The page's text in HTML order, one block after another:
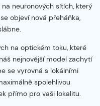
neuronových sítích, který
objeví nová přeháňka,
na optickém toku, které
nejnovější model zachytí
se vyrovná s lokálními
spolehlivou
přímo pro vaši lokalitu.